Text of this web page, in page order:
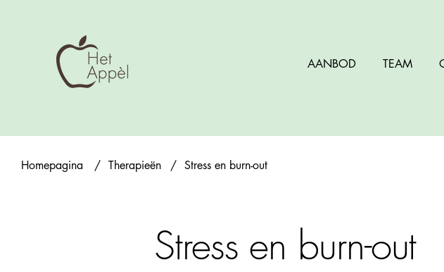
AANBOD TEAM
Homepagina / Therapieën / Stress en burn-out
Stress en burn-out